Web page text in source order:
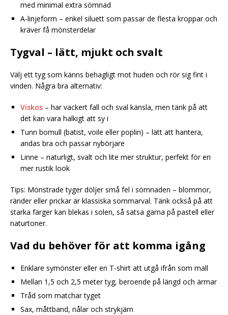
med minimal extra sömnad
A-linjeform – enkel siluett som passar de flesta kroppar och
kräver få mönsterdelar
Tygval – lätt, mjukt och svalt
Välj ett tyg som känns behagligt mot huden och rör sig fint i
vinden. Några bra alternativ:
Viskos – har vackert fall och sval känsla, men tänk på att
det kan vara halkigt att sy i
Tunn bomull (batist, voile eller poplin) – lätt att hantera,
andas bra och passar nybörjare
Linne – naturligt, svalt och lite mer struktur, perfekt för en
mer rustik look
Tips: Mönstrade tyger döljer små fel i sömnaden – blommor,
ränder eller prickar är klassiska sommarval. Tänk också på att
starka färger kan blekas i solen, så satsa gärna på pastell eller
naturtoner.
Vad du behöver för att komma igång
Enklare symönster eller en T-shirt att utgå ifrån som mall
Mellan 1,5 och 2,5 meter tyg, beroende på längd och ärmar
Tråd som matchar tyget
Sax, måttband, nålar och strykjärn